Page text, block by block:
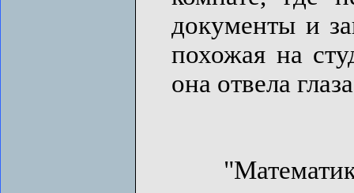
документы и
похожая на
она отвела